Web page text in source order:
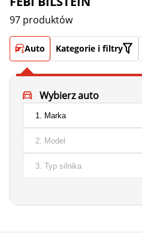
97 produktów
Auto Kategorie i filtry
Wybierz auto